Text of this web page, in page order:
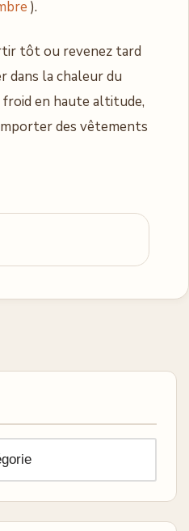
).
tôt ou revenez tard
dans la chaleur du
en haute altitude,
des vêtements